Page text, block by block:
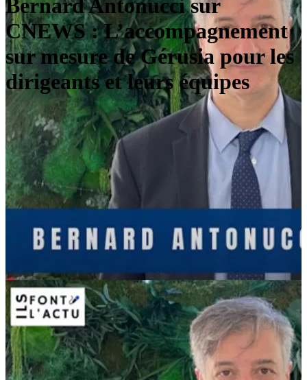
Bernard Antonucci sur
CNEWS : L’accompagnement
sur mesure de Gérusia pour les
dirigeants et leurs équipes